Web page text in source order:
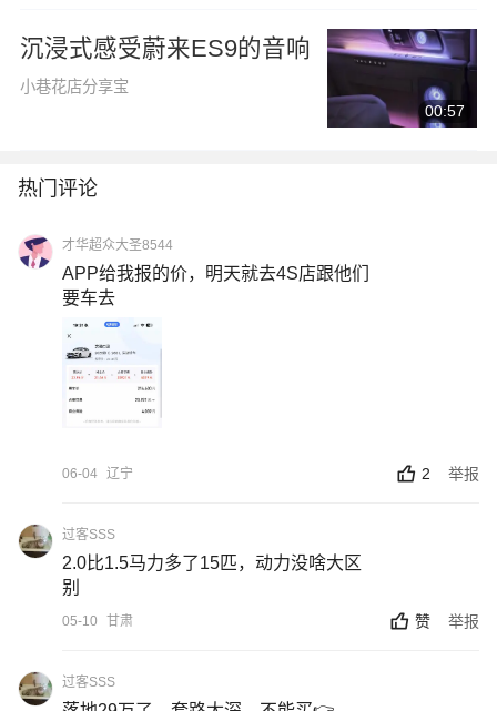
沉浸式感受蔚来ES9的音响
小巷花店分享宝
00:57
热门评论
才华超众大圣8544
APP给我报的价，明天就去4S店跟他们
要车去
06-04 辽宁 2 举报
过客SSS
2.0比1.5马力多了15匹，动力没啥大区
别
05-10 甘肃 赞 举报
过客SSS